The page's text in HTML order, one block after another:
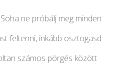
Soha ne próbálj meg minden
feltenni, inkább osztogasd
számos pörgés között